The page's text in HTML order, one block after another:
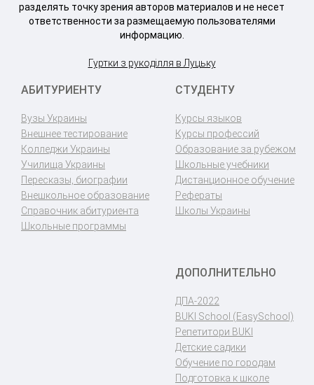
разделять точку зрения авторов материалов и не несет
ответственности за размещаемую пользователями
информацию.
Гуртки з рукоділля в Луцьку
АБИТУРИЕНТУ
Вузы Украины
Внешнее тестирование
Колледжи Украины
Училища Украины
Пересказы, биографии
Внешкольное образование
Справочник абитуриента
Школьные программы
СТУДЕНТУ
Курсы языков
Курсы профессий
Образование за рубежом
Школьные учебники
Дистанционное обучение
Рефераты
Школы Украины
ДОПОЛНИТЕЛЬНО
ДПА-2022
BUKI School (EasySchool)
Репетитори BUKI
Детские садики
Обучение по городам
Подготовка к школе